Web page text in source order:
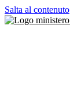
Salta al contenuto